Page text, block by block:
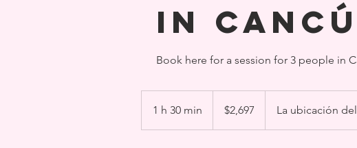
in
Book here for a session for 3 people in
1 h 30 min
mexicanos
$2,697 La ubicación